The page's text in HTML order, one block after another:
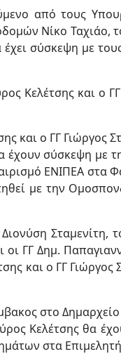
από τους
Νίκο Ταχιάο,
σύσκεψη με
Κελέτσης και ο
και ο ΓΓ Γιώργος
σύσκεψη με
ΕΝΙΠΕΑ στα
με την
Σταμενίτη,
ΓΓ Δημ.
και ο ΓΓ
στο Δημαρχείο
Κελέτσης θα
στα